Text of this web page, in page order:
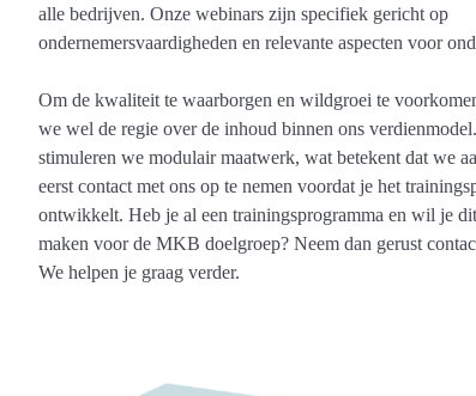
alle bedrijven. Onze webinars zijn specifiek gericht op
ondernemersvaardigheden en relevante aspecten voor
Om de kwaliteit te waarborgen en wildgroei te
we wel de regie over de inhoud binnen ons
stimuleren we modulair maatwerk, wat betekent dat we
eerst contact met ons op te nemen voordat je het
ontwikkelt. Heb je al een trainingsprogramma en wil je
maken voor de MKB doelgroep? Neem dan gerust
We helpen je graag verder.